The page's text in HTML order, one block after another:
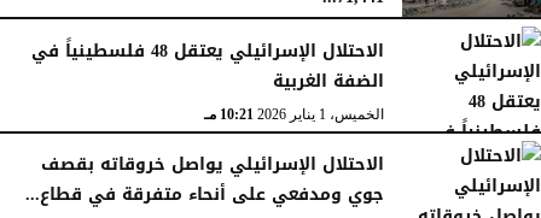
الجمعة، 16 يناير 2026
الاحتلال الإسرائيلي يعتقل 48 فلسطينياً في
الضفة الغربية
الخميس، 1 يناير 2026 10:21 مـ
الاحتلال الإسرائيلي يواصل خروقاته بقصف
جوي ومدفعي على أنحاء متفرقة في قطاع...